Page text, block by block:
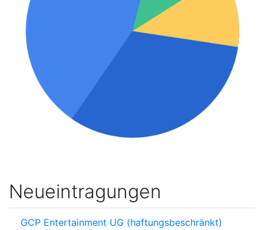
Neueintragungen
GCP Entertainment UG (haftungsbeschränkt)